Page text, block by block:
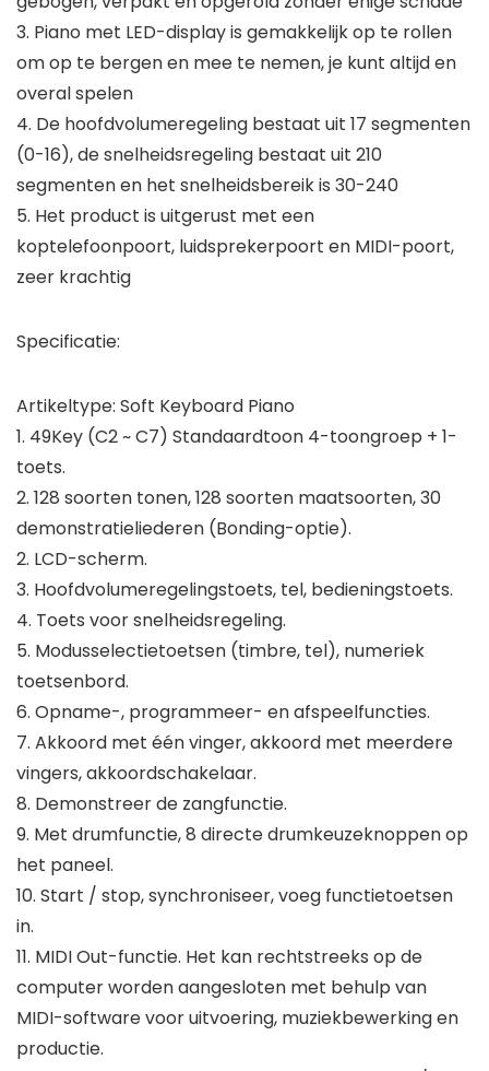
3. Piano met LED-display is gemakkelijk op te rollen
om op te bergen en mee te nemen, je kunt altijd en
overal spelen
4. De hoofdvolumeregeling bestaat uit 17 segmenten
(0-16), de snelheidsregeling bestaat uit 210
segmenten en het snelheidsbereik is 30-240
5. Het product is uitgerust met een
koptelefoonpoort, luidsprekerpoort en MIDI-poort,
zeer krachtig
Specificatie:
Artikeltype: Soft Keyboard Piano
1. 49Key (C2 ~ C7) Standaardtoon 4-toongroep + 1-
toets.
2. 128 soorten tonen, 128 soorten maatsoorten, 30
demonstratieliederen (Bonding-optie).
2. LCD-scherm.
3. Hoofdvolumeregelingstoets, tel, bedieningstoets.
4. Toets voor snelheidsregeling.
5. Modusselectietoetsen (timbre, tel), numeriek
toetsenbord.
6. Opname-, programmeer- en afspeelfuncties.
7. Akkoord met één vinger, akkoord met meerdere
vingers, akkoordschakelaar.
8. Demonstreer de zangfunctie.
9. Met drumfunctie, 8 directe drumkeuzeknoppen op
het paneel.
10. Start / stop, synchroniseer, voeg functietoetsen
in.
11. MIDI Out-functie. Het kan rechtstreeks op de
computer worden aangesloten met behulp van
MIDI-software voor uitvoering, muziekbewerking en
productie.